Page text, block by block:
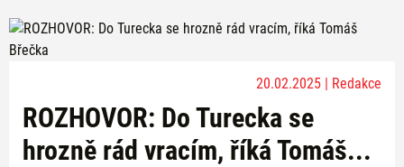
20.02.2025 | Redakce
ROZHOVOR: Do Turecka se
hrozně rád vracím, říká Tomáš...